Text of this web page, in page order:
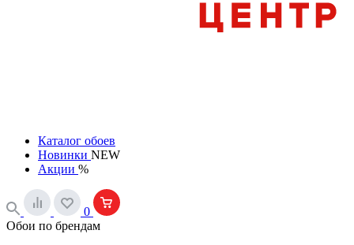
Каталог обоев
Новинки NEW
Акции %
0
Обои по брендам